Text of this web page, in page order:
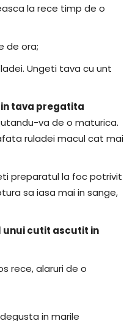
la rece timp de o
de ora;
Ungeti tava cu unt
tava pregatita
va de o maturica.
ruladei macul cat mai
preparatul la foc potrivit
sa iasa mai in sange,
unui cutit ascutit in
rece, alaruri de o
in marile